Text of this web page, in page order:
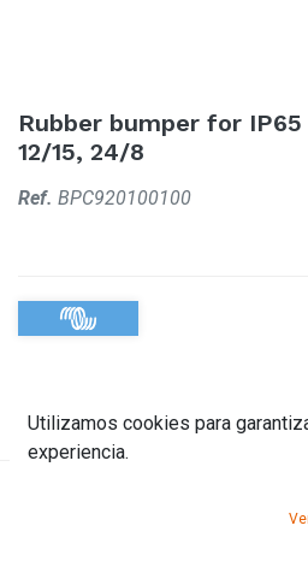
Rubber bumper for IP65
12/15, 24/8
Ref. BPC920100100
Utilizamos cookies para
experiencia.